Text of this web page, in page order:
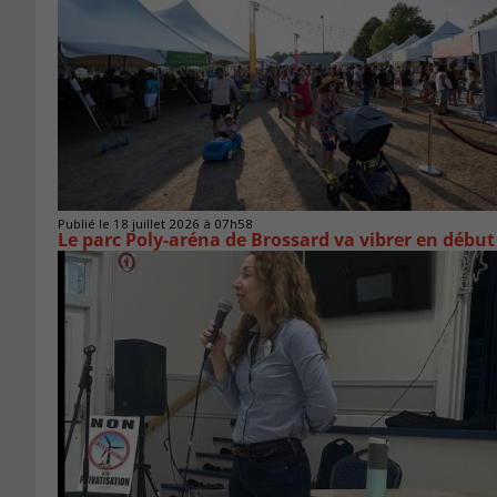
Publié le 18 juillet 2026 à 07h58
Le parc Poly-aréna de Brossard va vibrer en